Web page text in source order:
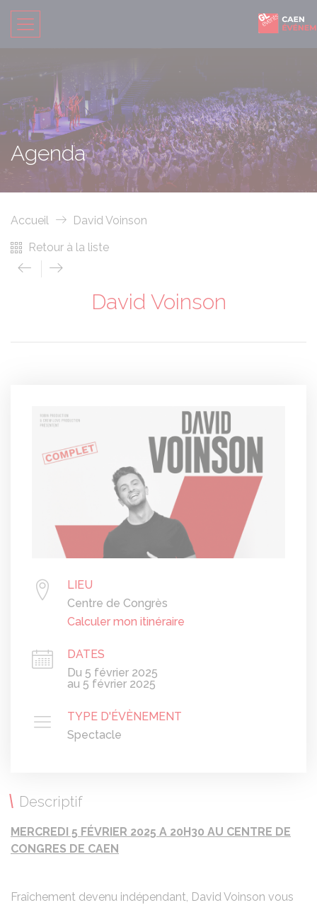
Agenda
Accueil
David Voinson
Retour à la liste
David Voinson
LIEU
Centre de Congrès
Calculer mon itinéraire
DATES
Du 5 février 2025
au 5 février 2025
TYPE D'ÉVÈNEMENT
Spectacle
Descriptif
MERCREDI 5 FÉVRIER 2025 A 20H30 AU CENTRE DE
CONGRES DE CAEN
Fraîchement devenu indépendant, David Voinson vous